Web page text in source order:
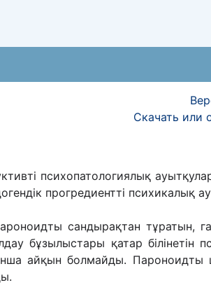
Скачать или
психопатологиялық
прогредиентті психикалық
сандырақтан тұратын,
бұзылыстары қатар білінетін
айқын болмайды. Пароноидты